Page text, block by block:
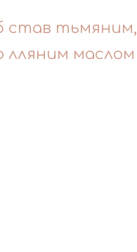
став тьмяним,
маслом